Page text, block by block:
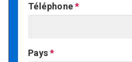
Téléphone
Pays